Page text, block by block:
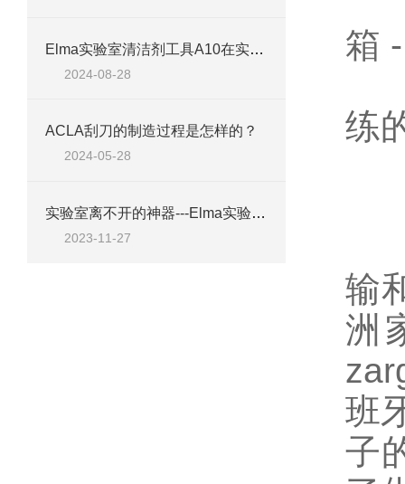
Elma实验室清洁剂工具A10在实验室清洁中的应用
2024-08-28
ACLA刮刀的制造过程是怎样的？
2024-05-28
实验室离不开的神器---Elma实验室清洁剂工具A10
2023-11-27
箱
练
输
洲
班
子